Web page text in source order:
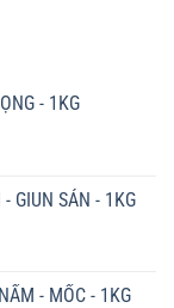
- 1KG
GIUN SÁN - 1KG
- MỐC - 1KG